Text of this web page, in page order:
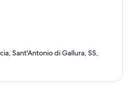
Sant'Antonio di Gallura, SS,